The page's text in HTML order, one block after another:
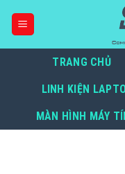
TRANG CHỦ
LINH KIỆN
MÀN HÌNH MÁY